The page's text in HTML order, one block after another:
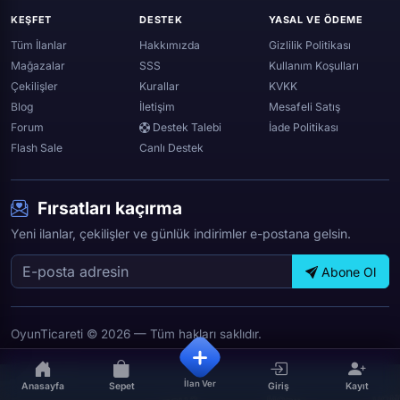
Spotify
KEŞFET
Tüm İlanlar
Mağazalar
Çekilişler
Blog
Forum
Flash Sale
DESTEK
Hakkımızda
SSS
Kurallar
İletişim
Destek Talebi
Canlı Destek
YASAL VE ÖDEME
Gizlilik Politikası
Kullanım Koşulları
KVKK
Mesafeli Satış
İade Politikası
Fırsatları kaçırma
Yeni ilanlar, çekilişler ve günlük indirimler e-postana gelsin.
Abone Ol
OyunTicareti © 2026 — Tüm hakları saklıdır.
Anasayfa Sepet İlan Ver Giriş Kayıt